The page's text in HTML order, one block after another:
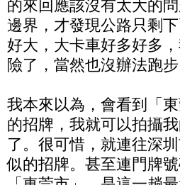
的來回應該沒有太大的
邊界，才發現公路只剩
好大，大卡車好多好多
險了，當然也沒辦法跑步
我本來以為，會看到「
的招牌，我就可以拍攝
了。很可惜，就連往深
似的招牌。甚至連門牌